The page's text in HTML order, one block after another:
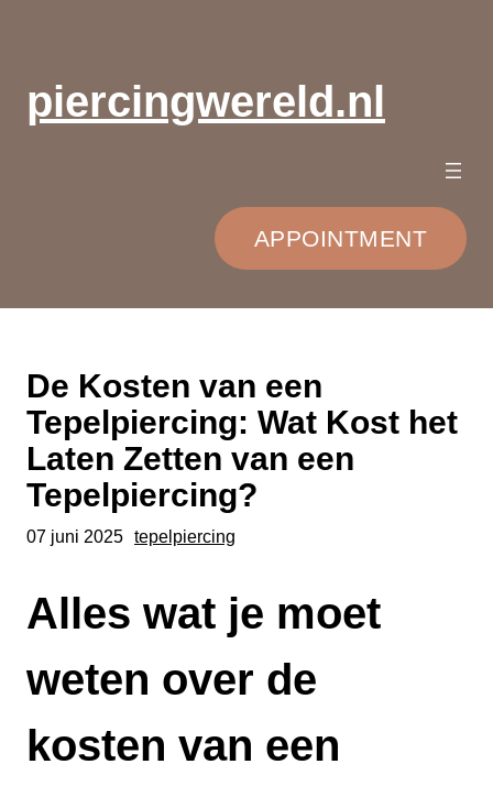
inhoudpiercingwereld.nl
APPOINTMENT
De Kosten van een
Tepelpiercing: Wat Kost het
Laten Zetten van een
Tepelpiercing?
07 juni 2025 tepelpiercing
Alles wat je moet
weten over de
kosten van een